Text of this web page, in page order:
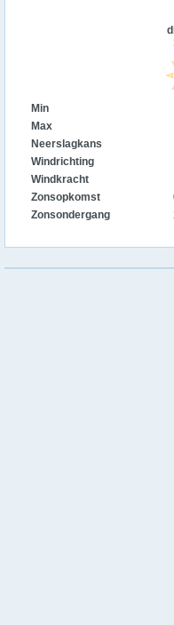
Min
Max
Neerslagkans
Windrichting
Windkracht
Zonsopkomst
Zonsondergang